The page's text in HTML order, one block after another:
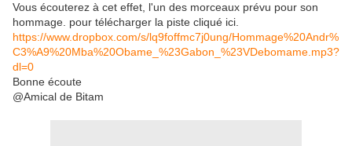
Vous écouterez à cet effet, l'un des morceaux prévu pour son
hommage. pour télécharger la piste cliqué ici.
https://www.dropbox.com/s/lq9foffmc7j0ung/Hommage%20Andr%
C3%A9%20Mba%20Obame_%23Gabon_%23VDebomame.mp3?
dl=0
Bonne écoute
@Amical de Bitam